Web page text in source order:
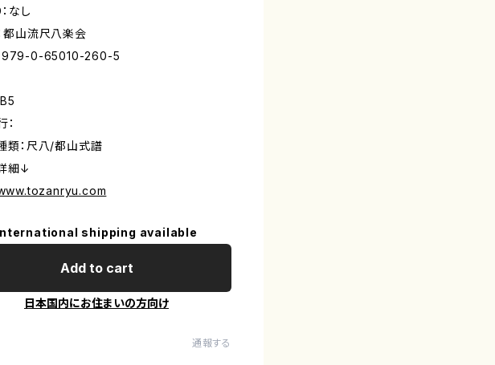
なし
都山流尺八楽会
979-0-65010-260-5
類：尺八/都山式譜
細↓
shipping available
Add to cart
日本国内にお住まいの方向け
通報する